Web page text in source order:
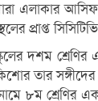
এলাকার
প্রাপ্ত
দশম
তার
৮ম